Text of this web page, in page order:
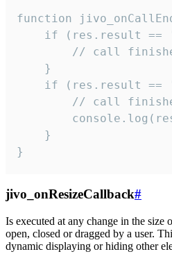
function
if (res.result ==
// call
    }
if (res.result ==
// call
    }
}
jivo_onResizeCallback#
Is executed at any change in the size
open, closed or dragged by a user.
dynamic displaying or hiding other